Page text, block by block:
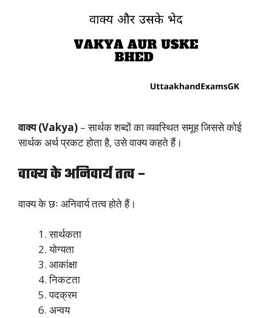
वाक्य (Vakya) – सार्थक शब्दों का व्यवस्थित समूह जिससे कोई
सार्थक अर्थ प्रकट होता है, उसे वाक्य कहते हैं।
वाक्य के अनिवार्य तत्व –
वाक्य के छः अनिवार्य तत्व होते हैं।
सार्थकता
योग्यता
आकांक्षा
निकटता
पदक्रम
अन्वय